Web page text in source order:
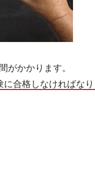
がかかります。
合格しなければなり